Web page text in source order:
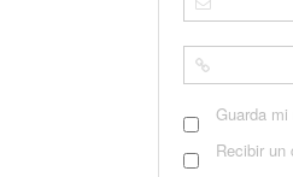
Guarda
Recibir un